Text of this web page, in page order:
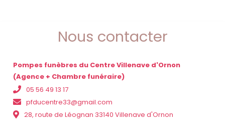
Nous contacter
Pompes funèbres du Centre Villenave d'Ornon
(Agence + Chambre funéraire)
05 56 49 13 17
pfducentre33@gmail.com
28, route de Léognan 33140 Villenave d'Ornon